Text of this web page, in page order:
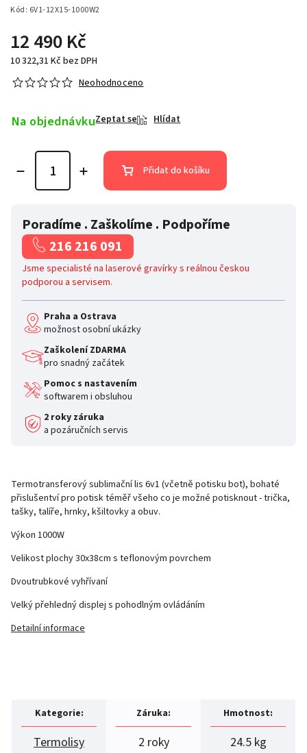
Kód: 6V1-12X15-1000W2
12 490 Kč
10 322,31 Kč bez DPH
Neohodnoceno
Na objednávkuZeptat se Hlídat
Přidat do košíku
Poradíme . Zaškolíme . Podpoříme
216 216 091
Jsme specialisté na laserové gravírky s reálnou českou
podporou a servisem.
Praha a Ostrava
možnost osobní ukázky
Zaškolení ZDARMA
pro snadný začátek
Pomoc s nastavením
softwarem i obsluhou
2 roky záruka
a pozáručních servis
Termotransferový sublimační lis 6v1 (včetně potisku bot), bohaté
přislušentví pro potisk téměř všeho co je možné potisknout - trička,
tašky, talíře, hrnky, kšiltovky a obuv.
Výkon 1000W
Velikost plochy 30x38cm s teflonovým povrchem
Dvoutrubkové vyhřívaní
Velký přehledný displej s pohodlným ovládáním
Detailní informace
Kategorie:
Termolisy
Záruka:
2 roky
Hmotnost:
24.5 kg